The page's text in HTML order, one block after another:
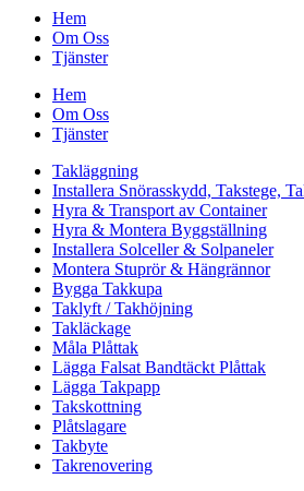
Hem
Om Oss
Tjänster
Hem
Om Oss
Tjänster
Takläggning
Installera Snörasskydd, Takstege,
Hyra & Transport av Container
Hyra & Montera Byggställning
Installera Solceller & Solpaneler
Montera Stuprör & Hängrännor
Bygga Takkupa
Taklyft / Takhöjning
Takläckage
Måla Plåttak
Lägga Falsat Bandtäckt Plåttak
Lägga Takpapp
Takskottning
Plåtslagare
Takbyte
Takrenovering